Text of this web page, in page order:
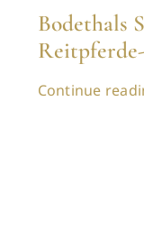
Bodethals
Continue